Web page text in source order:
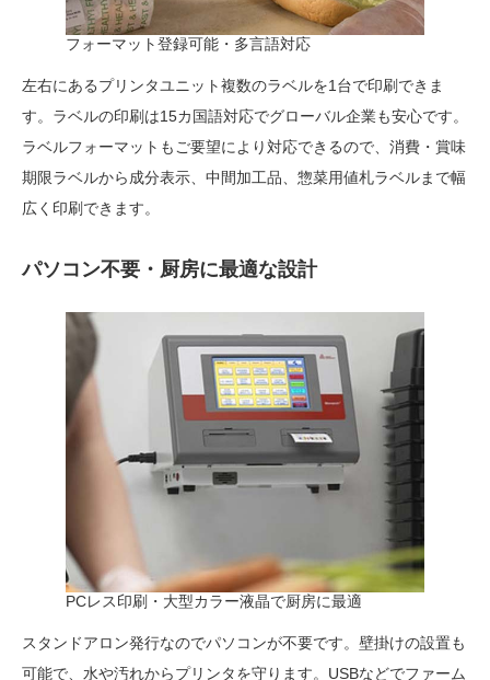
フォーマット登録可能・多言語対応
左右にあるプリンタユニット複数のラベルを1台で印刷できま
す。ラベルの印刷は15カ国語対応でグローバル企業も安心です。
ラベルフォーマットもご要望により対応できるので、消費・賞味
期限ラベルから成分表示、中間加工品、惣菜用値札ラベルまで幅
広く印刷できます。
パソコン不要・厨房に最適な設計
PCレス印刷・大型カラー液晶で厨房に最適
スタンドアロン発行なのでパソコンが不要です。壁掛けの設置も
可能で、水や汚れからプリンタを守ります。USBなどでファーム